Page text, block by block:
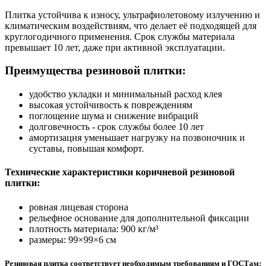
Плитка устойчива к износу, ультрафиолетовому излучению и
климатическим воздействиям, что делает её подходящей для
круглогодичного применения. Срок службы материала
превышает 10 лет, даже при активной эксплуатации.
Преимущества резиновой плитки:
удобство укладки и минимальный расход клея
высокая устойчивость к повреждениям
поглощение шума и снижение вибраций
долговечность - срок службы более 10 лет
амортизация уменьшает нагрузку на позвоночник и
суставы, повышая комфорт.
Технические характеристики коричневой резиновой
плитки:
ровная лицевая сторона
рельефное основание для дополнительной фиксации
плотность материала: 900 кг/м³
размеры: 99×99×6 см
Резиновая плитка соответствует необходимым требованиям и ГОСТам: